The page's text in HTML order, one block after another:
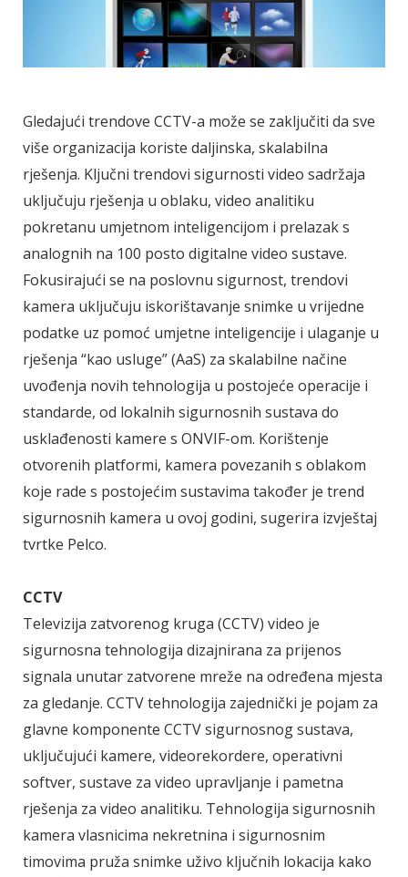
Gledajući trendove CCTV-a može se zaključiti da sve
više organizacija koriste daljinska, skalabilna
rješenja. Ključni trendovi sigurnosti video sadržaja
uključuju rješenja u oblaku, video analitiku
pokretanu umjetnom inteligencijom i prelazak s
analognih na 100 posto digitalne video sustave.
Fokusirajući se na poslovnu sigurnost, trendovi
kamera uključuju iskorištavanje snimke u vrijedne
podatke uz pomoć umjetne inteligencije i ulaganje u
rješenja “kao usluge” (AaS) za skalabilne načine
uvođenja novih tehnologija u postojeće operacije i
standarde, od lokalnih sigurnosnih sustava do
usklađenosti kamere s ONVIF-om. Korištenje
otvorenih platformi, kamera povezanih s oblakom
koje rade s postojećim sustavima također je trend
sigurnosnih kamera u ovoj godini, sugerira izvještaj
tvrtke Pelco.
CCTV
Televizija zatvorenog kruga (CCTV) video je
sigurnosna tehnologija dizajnirana za prijenos
signala unutar zatvorene mreže na određena mjesta
za gledanje. CCTV tehnologija zajednički je pojam za
glavne komponente CCTV sigurnosnog sustava,
uključujući kamere, videorekordere, operativni
softver, sustave za video upravljanje i pametna
rješenja za video analitiku. Tehnologija sigurnosnih
kamera vlasnicima nekretnina i sigurnosnim
timovima pruža snimke uživo ključnih lokacija kako